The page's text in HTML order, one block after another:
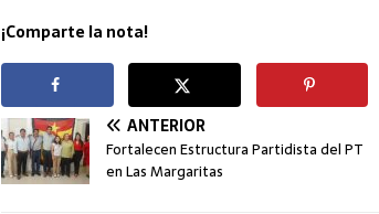
¡Comparte la nota!
ANTERIOR
Fortalecen Estructura Partidista del PT
en Las Margaritas